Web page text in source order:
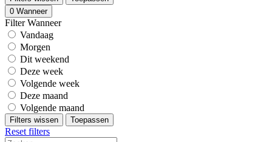
0 Wanneer
Filter Wanneer
Vandaag
Morgen
Dit weekend
Deze week
Volgende week
Deze maand
Volgende maand
Filters wissen Toepassen
Reset filters